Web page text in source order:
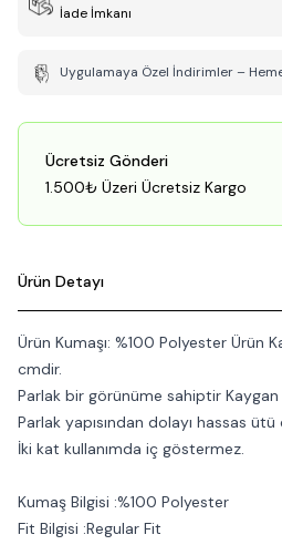
İade İmkanı
Uygulamaya Özel İndirimler –
Ücretsiz Gönderi
1.500₺ Üzeri Ücretsiz Kargo
Ürün Detayı
Ürün Kumaşı: %100 Polyester Ürün
cmdir.
Parlak bir görünüme sahiptir Kaygan
Parlak yapısından dolayı hassas
İki kat kullanımda iç göstermez.
Kumaş Bilgisi :%100 Polyester
Fit Bilgisi :Regular Fit